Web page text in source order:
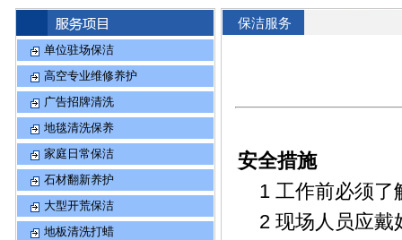
单位驻场保洁
高空专业维修养护
广告招牌清洗
地毯清洗保养
家庭日常保洁
石材翻新养护
大型开荒保洁
地板清洗打蜡
保洁服务
安全措施
1 工作前必须了
2 现场人员应戴